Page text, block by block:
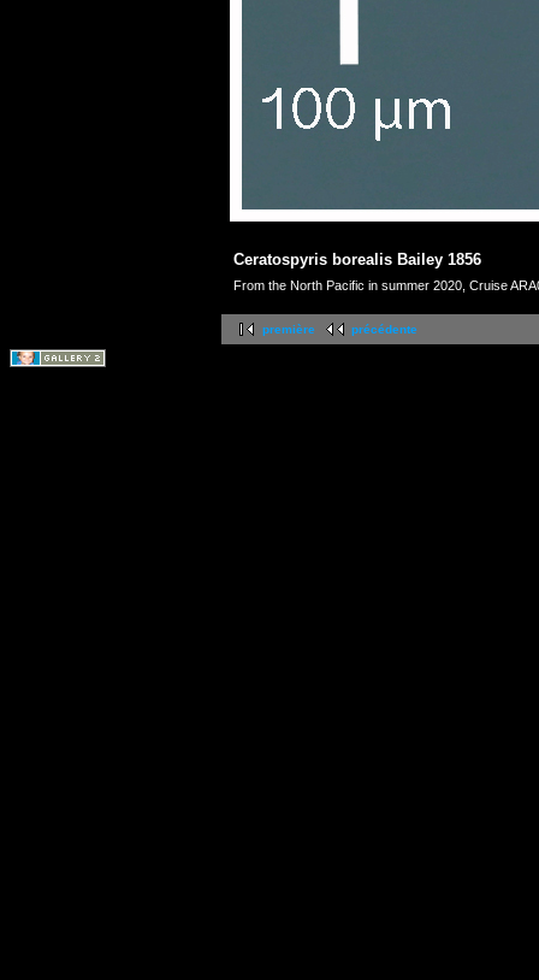
Ceratospyris borealis Bailey 1856
From the North Pacific in summer 2020, Cruise
première précédente